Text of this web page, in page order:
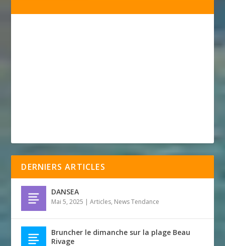
DERNIERS ARTICLES
DANSEA
Mai 5, 2025 |Articles, News Tendance
Bruncher le dimanche sur la plage Beau
Rivage